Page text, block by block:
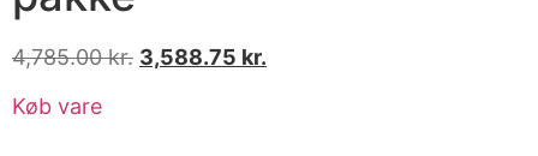
4,785.00kr. 3,588.75 kr.
Køb vare